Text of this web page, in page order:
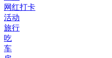
网红打卡
活动
旅行
吃
车